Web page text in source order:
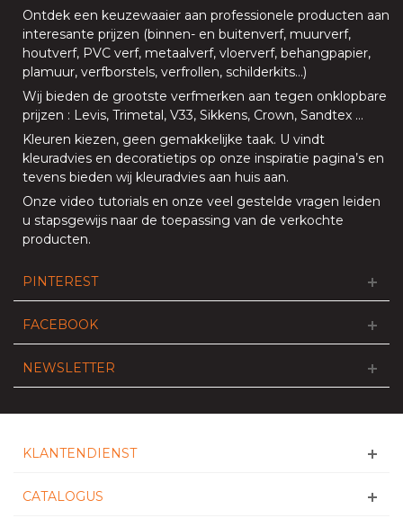
Ontdek een keuzewaaier aan professionele producten aan
interesante prijzen (binnen- en buitenverf, muurverf,
houtverf, PVC verf, metaalverf, vloerverf, behangpapier,
plamuur, verfborstels, verfrollen, schilderkits…)
Wij bieden de grootste verfmerken aan tegen onklopbare
prijzen : Levis, Trimetal, V33, Sikkens, Crown, Sandtex …
Kleuren kiezen, geen gemakkelijke taak. U vindt
kleuradvies en decoratietips op onze inspiratie pagina’s en
tevens bieden wij kleuradvies aan huis aan.
Onze video tutorials en onze veel gestelde vragen leiden
u stapsgewijs naar de toepassing van de verkochte
producten.
PINTEREST
FACEBOOK
NEWSLETTER
KLANTENDIENST
CATALOGUS